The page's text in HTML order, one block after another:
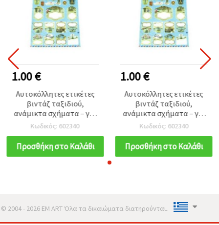
1.00 €
Αυτοκόλλητες ετικέτες
βιντάζ ταξιδιού,
ανάμικτα σχήματα – για
scrapbooking &
χειροτεχνίες
Κωδικός: 602340
Προσθήκη στο Καλάθι
1.00 €
Αυτοκόλλητες ετικέτες
βιντάζ ταξιδιού,
ανάμικτα σχήματα – για
scrapbooking &
χειροτεχνίες
Κωδικός: 602340
Προσθήκη στο Καλάθι
© 2004 - 2026 EM ART Όλα τα δικαιώματα διατηρούνται..